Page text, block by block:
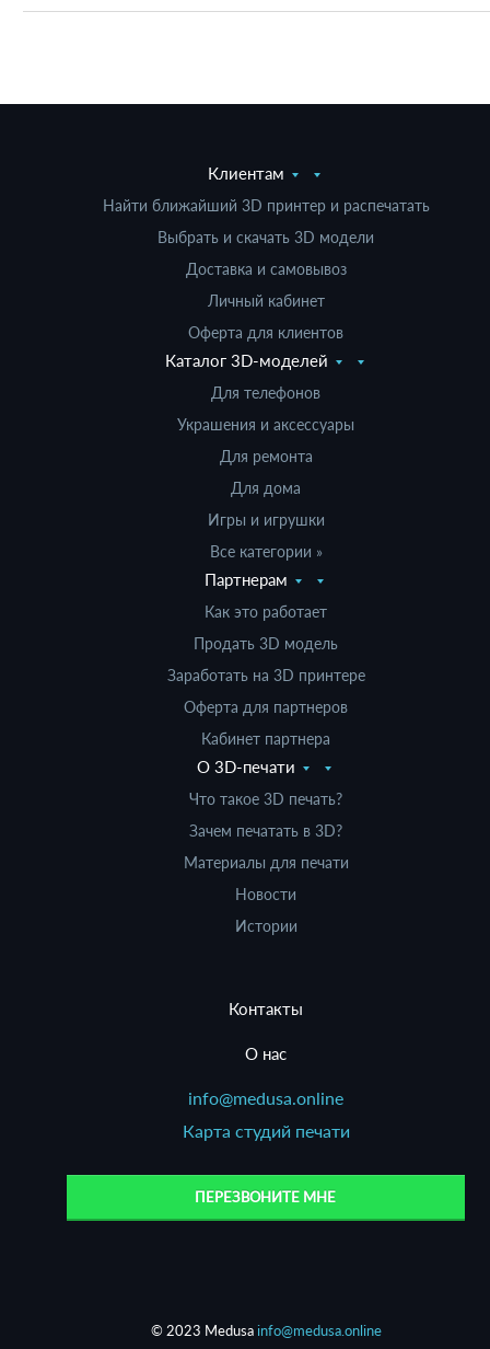
Клиентам
Найти ближайший 3D принтер и распечатать
Выбрать и скачать 3D модели
Доставка и самовывоз
Личный кабинет
Оферта для клиентов
Каталог 3D-моделей
Для телефонов
Украшения и аксессуары
Для ремонта
Для дома
Игры и игрушки
Все категории »
Партнерам
Как это работает
Продать 3D модель
Заработать на 3D принтере
Оферта для партнеров
Кабинет партнера
О 3D-печати
Что такое 3D печать?
Зачем печатать в 3D?
Материалы для печати
Новости
Истории
Контакты
О нас
info@medusa.online
Карта студий печати
ПЕРЕЗВОНИТЕ МНЕ
© 2023 Medusa info@medusa.online